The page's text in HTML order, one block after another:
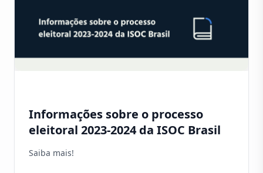
Informações sobre o processo
eleitoral 2023-2024 da ISOC Brasil
Saiba mais!